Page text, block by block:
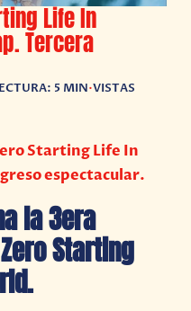
Life In
Tercera
5 MIN•VISTAS
Starting Life In
espectacular.
la 3era
Starting